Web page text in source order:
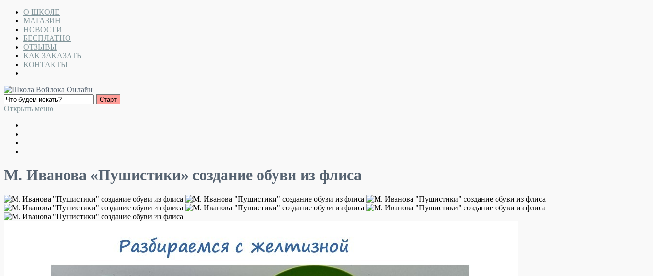
О ШКОЛЕ
МАГАЗИН
НОВОСТИ
БЕСПЛАТНО
ОТЗЫВЫ
КАК ЗАКАЗАТЬ
КОНТАКТЫ
Открыть меню
М. Иванова «Пушистики» создание обуви из флиса